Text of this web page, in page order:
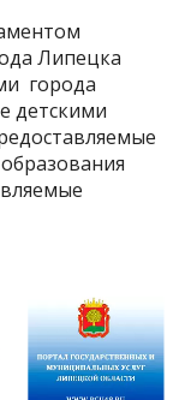
Липецка
города
детскими